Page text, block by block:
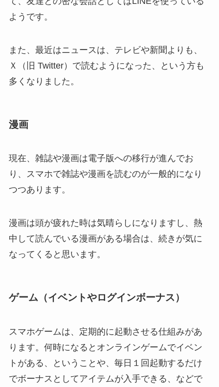
ようです。
また、最近はニュースは、テレビや新聞よりも、
Ｘ（旧 Twitter）で読むようになった、という方も
多くなりました。
漫画
現在、雑誌や漫画は電子版への移行が進んでお
り、スマホで雑誌や漫画を読むのが一般的になり
つつあります。
漫画は頭が疲れた時は気晴らしになりますし、熱
中して読んでいる漫画がある場合は、続きが気に
なってくると思います。
ゲーム（イベントやログインボーナス）
スマホゲームは、定期的に起動させる仕組みがあ
ります。何時になるとオンラインゲームでイベン
トがある、ということや、毎日１回起動するだけ
でボーナスとしてアイテムが入手できる、などで